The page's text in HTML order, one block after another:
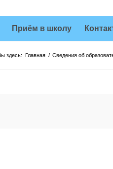
Приём в школу
здесь: Главная / Сведения об